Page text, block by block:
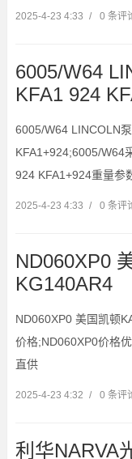
2025-4-23 4:33 / 0 条评
6005/W64
KFA1 924
6005/W64 LINCOLN
KFA1+924;6005/W64
924 KFA1+924重量参
2025-4-23 4:33 / 0 条评
ND060XP0
KG140AR4
ND060XP0 美国凯顿
价格;ND060XP0价格
直供
2025-4-23 4:32 / 0 条评
利华NARVA